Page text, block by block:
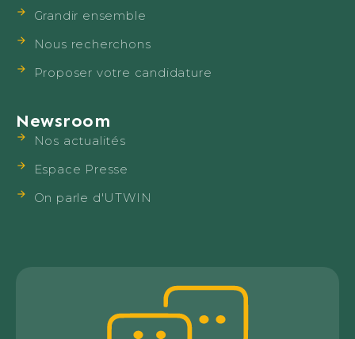
Grandir ensemble
Nous recherchons
Proposer votre candidature
Newsroom
Nos actualités
Espace Presse
On parle d'UTWIN